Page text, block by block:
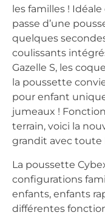
les familles !
passe d’une
quelques
coulissants
Gazelle S, les
la poussette
pour enfant
jumeaux !
terrain, voici la
grandit avec toute
La poussette
configurations
enfants, enfants
différentes